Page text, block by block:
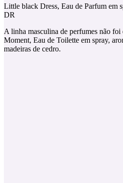
Little black Dress, Eau de Parfum em
DR
A linha masculina de perfumes não foi
Moment, Eau de Toilette em spray,
madeiras de cedro.